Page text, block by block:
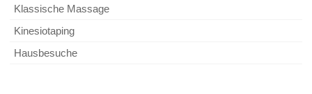
Klassische Massage
Kinesiotaping
Hausbesuche